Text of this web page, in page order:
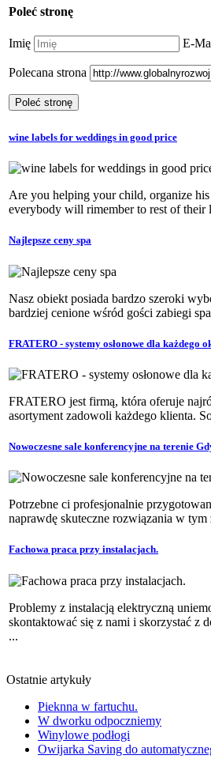
Poleć stronę
Imię E-
Polecana strona
wine labels for weddings in good price
Are you helping your child, organize
everybody will rimember to rest of their
Najlepsze ceny spa
Nasz obiekt posiada bardzo szeroki
bardziej cenione wśród gości zabiegi
FRATERO - systemy osłonowe dla każdego
FRATERO jest firmą, która oferuje
asortyment zadowoli każdego klienta.
Nowoczesne sale konferencyjne na terenie
Potrzebne ci profesjonalnie
naprawdę skuteczne rozwiązania w
Fachowa praca przy instalacjach.
Problemy z instalacją elektryczną
skontaktować się z nami i skorzystać z
...
Ostatnie artykuły
Pieknna w fartuchu.
W dworku odpoczniemy
Winylowe podłogi
Owijarka Saving do